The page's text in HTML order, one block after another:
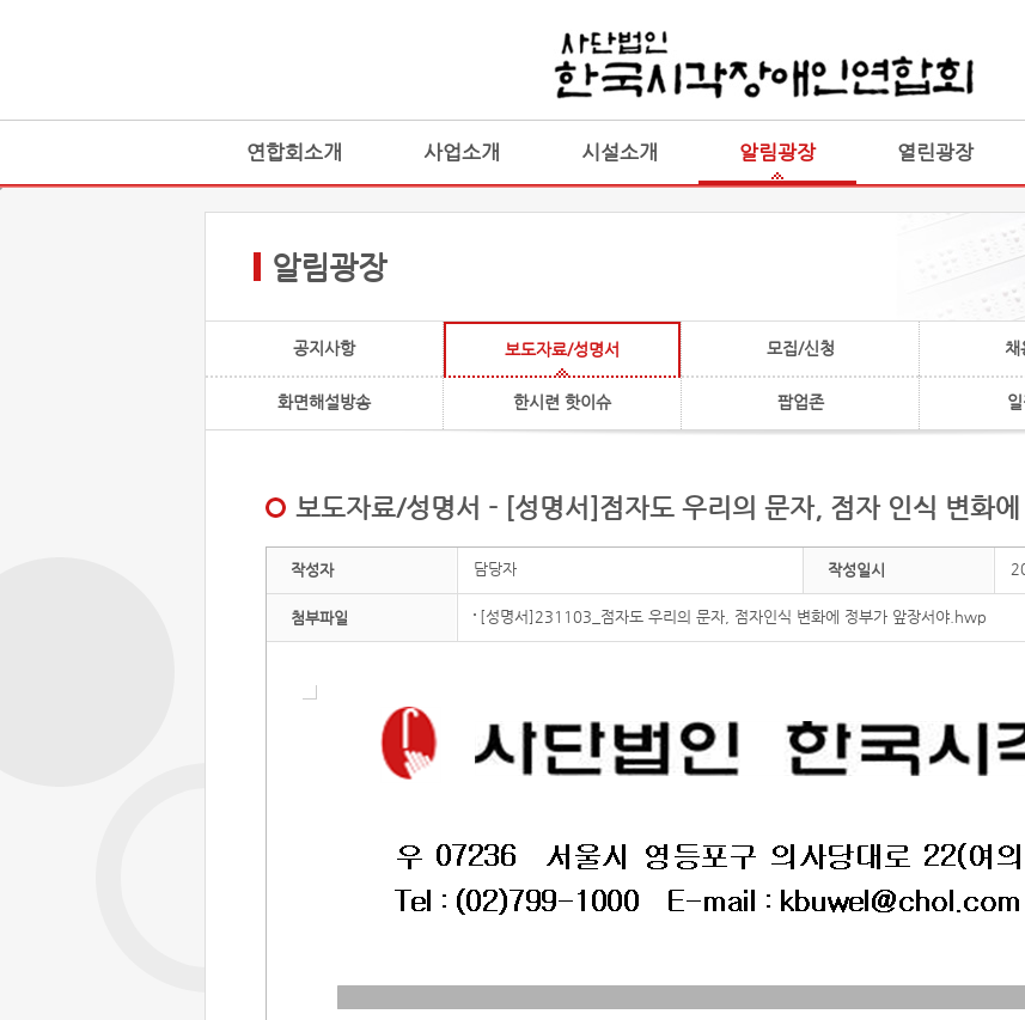
연합회소개 사업소개 시설소개 알림광장 열린광장
알림광장
공지사항 보도자료/성명서 모집/신청 채
화면해설방송 한시련 핫이슈 팝업존
보도자료/성명서 - [성명서]점자도 우리의 문자, 점자 인식 변화
작성자 담당자 작성일시
첨부파일 [성명서]231103_점자도 우리의 문자, 점자인식 변화에 정부가 앞장서야.hwp